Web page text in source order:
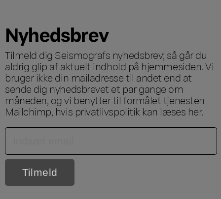
Nyhedsbrev
Tilmeld dig Seismografs nyhedsbrev; så går du
aldrig glip af aktuelt indhold på hjemmesiden. Vi
bruger ikke din mailadresse til andet end at
sende dig nyhedsbrevet et par gange om
måneden, og vi benytter til formålet tjenesten
Mailchimp, hvis privatlivspolitik kan læses her.